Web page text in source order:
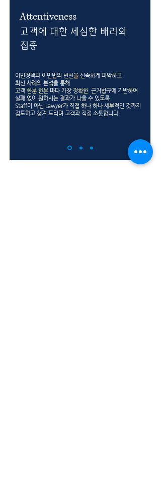
Attentiveness
고객에 대한 세심한 배려와
집중
이민정책과 이민법의 변천을 신속하게 파악하고
최신 사례의 분석을 통해
고객 한분 한분 마다 가장 정확한 근거법규에 기반하여
실패 없이 원하시는 결과가 나올 수 있도록
Staff이 아닌 Lawyer가 직접 하나 하나 세부적인 것까지
검토하고 챙겨 드리며 고객과 직접 소통합니다.